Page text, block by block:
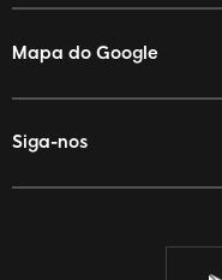
Mapa do Google
Siga-nos
Facebook